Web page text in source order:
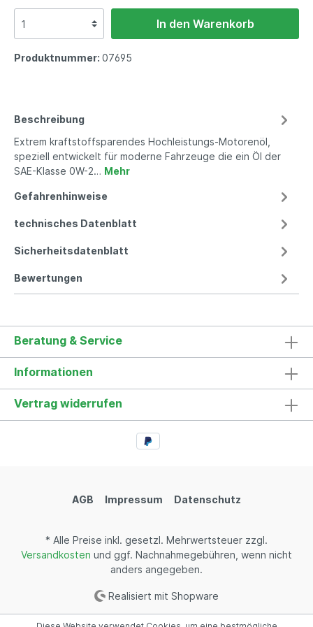
In den Warenkorb
Produktnummer: 07695
Beschreibung
Extrem kraftstoffsparendes Hochleistungs-Motorenöl,
speziell entwickelt für moderne Fahrzeuge die ein Öl der
SAE-Klasse 0W-2… Mehr
Gefahrenhinweise
technisches Datenblatt
Sicherheitsdatenblatt
Bewertungen
Beratung & Service
Informationen
Vertrag widerrufen
AGB Impressum Datenschutz
* Alle Preise inkl. gesetzl. Mehrwertsteuer zzgl.
Versandkosten und ggf. Nachnahmegebühren, wenn nicht
anders angegeben.
Realisiert mit Shopware